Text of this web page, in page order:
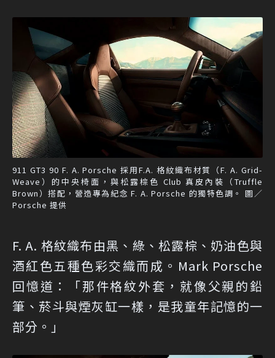
911 GT3 90 F. A. Porsche 採用F.A. 格紋織布材質（F. A. Grid-
Weave）的中央椅面，與松露棕色 Club 真皮內裝（Truffle
Brown）搭配，營造專為紀念 F. A. Porsche 的獨特色調。 圖／
Porsche 提供
F. A. 格紋織布由黑、綠、松露棕、奶油色與
酒紅色五種色彩交織而成。Mark Porsche
回憶道：「那件格紋外套，就像父親的鉛
筆、菸斗與煙灰缸一樣，是我童年記憶的一
部分。」